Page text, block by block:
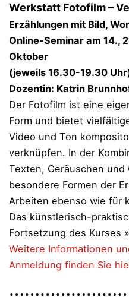
Werkstatt Fotofilm –
Erzählungen mit Bild,
Online-Seminar am 14.,
Oktober
(jeweils 16.30-19.30
Dozentin: Katrin
Der Fotofilm ist eine
Form und bietet
Video und Ton
verknüpfen. In der
Texten, Geräuschen
besondere Formen der
Arbeiten ebenso wie für
Das künstlerisch-
Fortsetzung des Kurses
Weitere Informationen
Anmeldung finden Sie